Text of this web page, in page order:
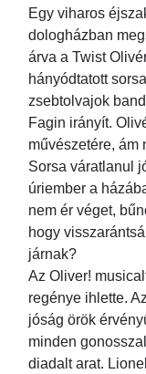
Egy viharos
dologházban
árva a Twist
hányódtatott
zsebtolvajok
Fagin irányít.
művészetére, ám
Sorsa váratlanul
úriember a
nem ér véget,
hogy
járnak?
Az Oliver!
regénye ihlette.
jóság örök
minden
diadalt arat.